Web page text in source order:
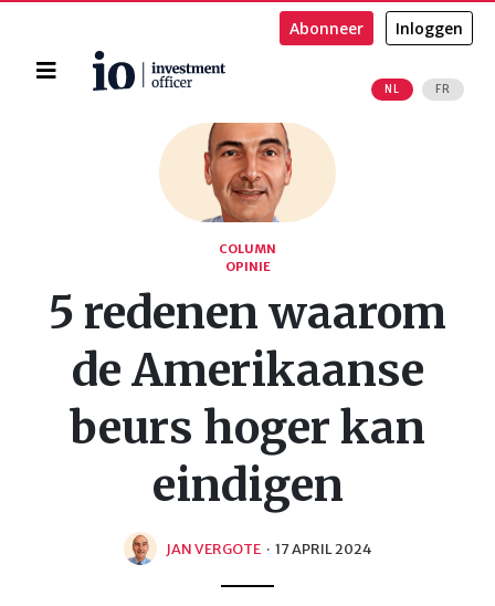
Home
NL FR
Abonneer Inloggen
COLUMN
OPINIE
5 redenen waarom
de Amerikaanse
beurs hoger kan
eindigen
JAN VERGOTE · 17 APRIL 2024